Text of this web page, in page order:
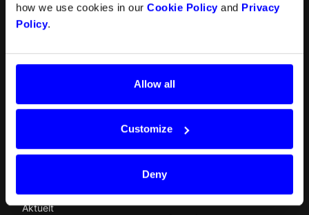
how we use cookies in our Cookie Policy and Privacy
Policy.
Allow all
Customize
Deny
Følg oss
English
Split Payout
Quickr (KYC)
Betalingsmetoder
Plugins
Juridisk
Ledige stillinger
Aktuelt